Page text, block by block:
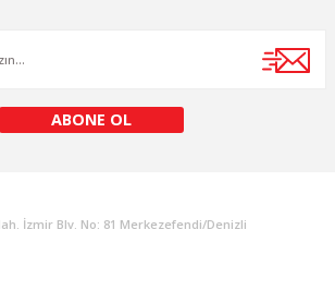
Gönder
ABONE OL
İzmir Blv. No: 81 Merkezefendi/Denizli